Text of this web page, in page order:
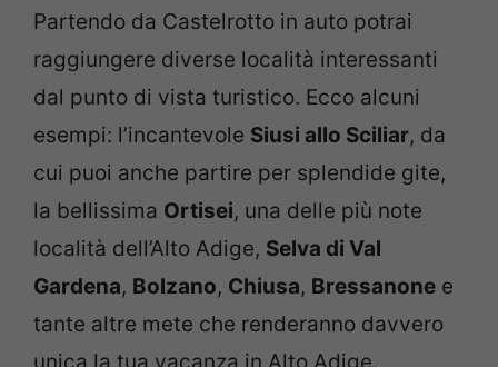
Partendo da Castelrotto in auto potrai
raggiungere diverse località interessanti
dal punto di vista turistico. Ecco alcuni
esempi: l’incantevole Siusi allo Sciliar, da
cui puoi anche partire per splendide gite,
la bellissima Ortisei, una delle più note
località dell’Alto Adige, Selva di Val
Gardena, Bolzano, Chiusa, Bressanone e
tante altre mete che renderanno davvero
unica la tua vacanza in Alto Adige.